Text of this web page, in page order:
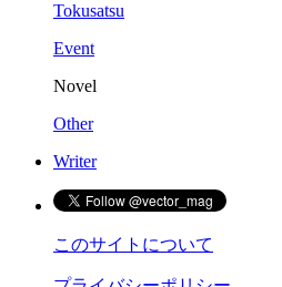
Tokusatsu
Event
Novel
Other
Writer
このサイトについて